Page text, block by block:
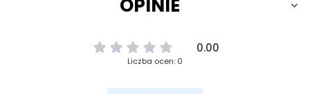
OPINIE
0.00
Liczba ocen: 0